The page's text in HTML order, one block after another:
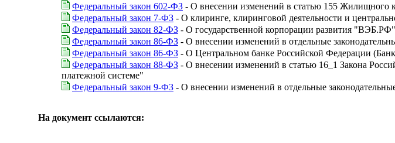
Федеральный закон 602-ФЗ - О внесении изменений в статью 155 Жилищного
Федеральный закон 7-ФЗ - О клиринге, клиринговой деятельности и
Федеральный закон 82-ФЗ - О государственной корпорации развития "ВЭБ.РФ"
Федеральный закон 86-ФЗ - О внесении изменений в отдельные
Федеральный закон 86-ФЗ - О Центральном банке Российской Федерации
Федеральный закон 88-ФЗ - О внесении изменений в статью 16_1 Закона
платежной системе"
Федеральный закон 9-ФЗ - О внесении изменений в отдельные
На документ ссылаются: